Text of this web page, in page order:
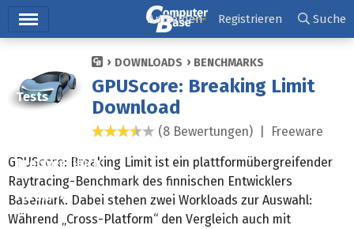
Tests
Preisvergleich
Forum
Anmelden Registrieren Suche
DOWNLOADS BENCHMARKS
GPUScore: Breaking Limit
Download
3,3 Sterne
(8 Bewertungen) | Freeware
GPUScore: Breaking Limit ist ein plattformübergreifender
Raytracing-Benchmark des finnischen Entwicklers
Basemark. Dabei stehen zwei Workloads zur Auswahl:
Während „Cross-Platform“ den Vergleich auch mit